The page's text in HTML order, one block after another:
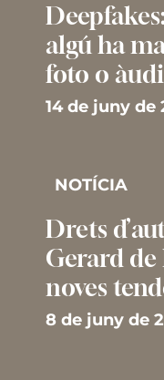
algú ha
foto o
14 de juny de
NOTÍCIA
Drets
Gerard de
noves
8 de juny de